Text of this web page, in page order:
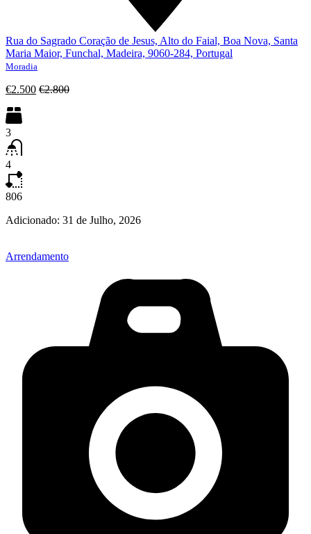
Rua do Sagrado Coração de Jesus, Alto do Faial, Boa Nova, Santa
Maria Maior, Funchal, Madeira, 9060-284, Portugal
Moradia
€2.500 €2.800
3
4
806
Adicionado: 31 de Julho, 2026
Arrendamento